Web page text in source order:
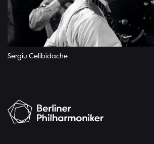
Sergiu Celibidache